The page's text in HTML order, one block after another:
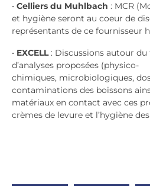
• Celliers du Muhlbach : MCR
et hygiène seront au coeur de
représentants de ce fournisseur
• EXCELL: Discussions autour du
d’analyses proposées (physico-
chimiques, microbiologiques,
contaminations des boissons
matériaux en contact avec ces
crèmes de levure et l’hygiène